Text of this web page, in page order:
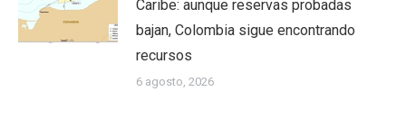
Caribe: aunque reservas probadas
bajan, Colombia sigue encontrando
recursos
6 agosto, 2026